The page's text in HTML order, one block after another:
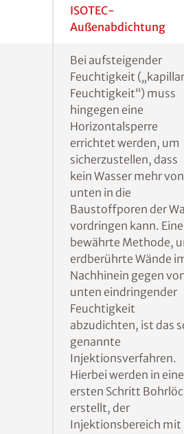
feuchten Keller oder
abzudichten und ein
Feuchtigkeit zu
Bei von der Seite
eindringender
Feuchtigkeit
eine nachträglich
errichtete
dass das Wasser
weiterhin von außen
die Wand gelangt.
Mehr Informationen
ISOTEC-
Außenabdichtung
Bei aufsteigender
Feuchtigkeit
Feuchtigkeit“) muss
hingegen eine